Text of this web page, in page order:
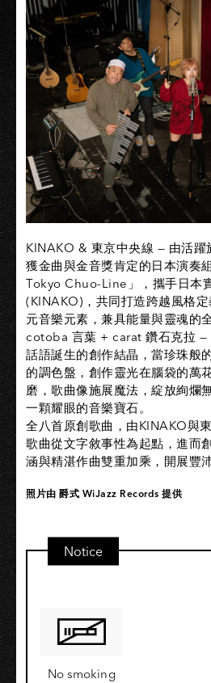
KINAKO & 東京中央線 — 由活躍
獲金曲與金音獎肯定的日本演奏
Tokyo Chuo-Line」，攜手日本
(KINAKO)，共同打造跨越風格
元音樂元素，兼具能量與靈魂的
cotoba 言葉 + carat 鑽石克拉 —
話語誕生的創作結晶，當珍珠般
的調色盤，創作靈光在腦袋的萬
磨，歌曲像施展魔法，綻放絢爛
一顆耀眼的音樂寶石。
全八首原創歌曲，由KINAKO與
歌曲從文字敘事性為起點，進而
涵與精湛作曲雙重加乘，開展豐
照片由 爵式 WiJazz Records 提供
Notice
No smoking